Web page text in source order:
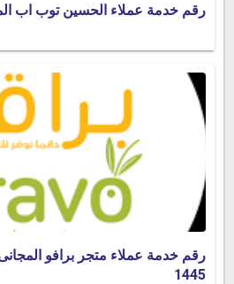
رقم خدمة عملاء الحسين توب اب
رقم خدمة عملاء متجر برافو
1445